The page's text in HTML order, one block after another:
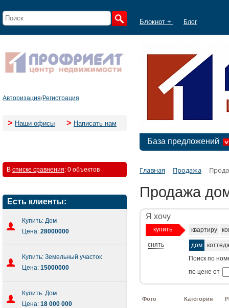
Блокнот + Блог
Авторизация/Регистрация
> Наши офисы > Написать нам
База предложений
В списке сравнения: 0 объектов
Есть клиенты:
Купить: Дом
Цена: 28000000
Купить: Земельный участок
Цена: 15000000
Купить: Дом
Цена: 18 000 000
Главная Продажа
Продажа
Я хочу
купить
снять
квартиру
дом
Поиск по
по цене от
Фото Категория